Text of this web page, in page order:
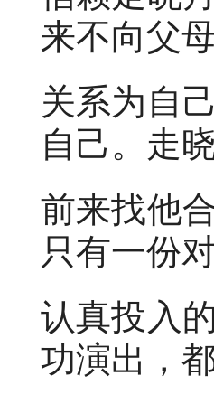
来不向父
关系为自
自己。走
前来找他
只有一份
认真投入
功演出，